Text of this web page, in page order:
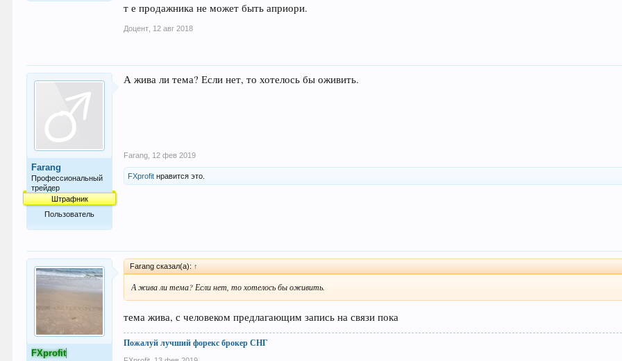
т е продажника не может быть априори.
Доцент 12 авг 2018
Farang
Профессиональный
трейдер
Штрафник
Пользователь
А жива ли тема? Если нет, то хотелось бы оживить.
Farang 12 фев 2019
FXprofit нравится это.
FXprofit
Farang сказал(а): ↑
А жива ли тема? Если нет, то хотелось бы оживить.
тема жива, с человеком предлагающим запись на связи пока
Пожалуй лучший форекс брокер СНГ